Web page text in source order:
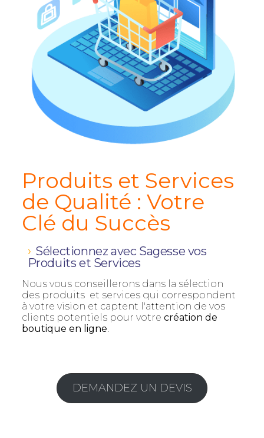
Produits et Services
de Qualité : Votre
Clé du Succès
Sélectionnez avec Sagesse vos
Produits et Services
Nous vous conseillerons dans la sélection
des produits et services qui correspondent
à votre vision et captent l'attention de vos
clients potentiels pour votre création de
boutique en ligne.
DEMANDEZ UN DEVIS